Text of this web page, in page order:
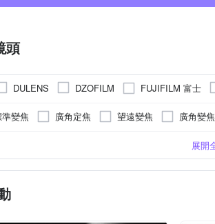
頭
DULENS DZOFILM FUJIFILM 富士
Sigma SONY 索尼 SAMYANG Sirui
變焦 廣角定焦 望遠變焦 廣角變焦
8
展開